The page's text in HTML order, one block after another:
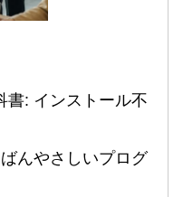
書: インストール不
んやさしいプログ